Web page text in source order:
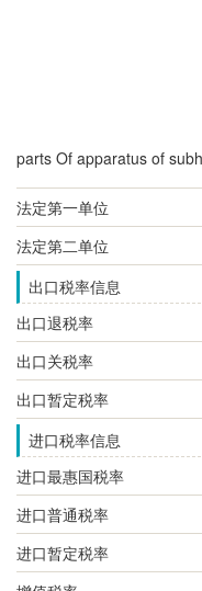
parts Of apparatus of
法定第一单位
法定第二单位
出口税率信息
出口退税率
出口关税率
出口暂定税率
进口税率信息
进口最惠国税率
进口普通税率
进口暂定税率